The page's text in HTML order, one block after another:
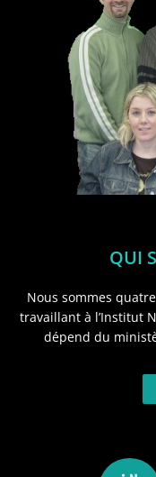
QUI
Nous sommes
travaillant à l’Institut
dépend du